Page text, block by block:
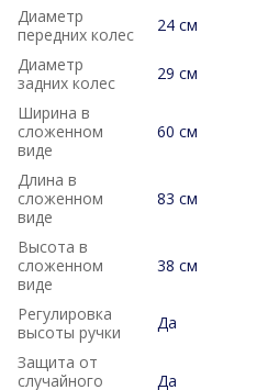
Диаметр
передних колес
24 см
Диаметр
задних колес
29 см
Ширина в
сложенном
виде
60 см
Длина в
сложенном
виде
83 см
Высота в
сложенном
виде
38 см
Регулировка
высоты ручки
Да
Защита от
случайного
Да